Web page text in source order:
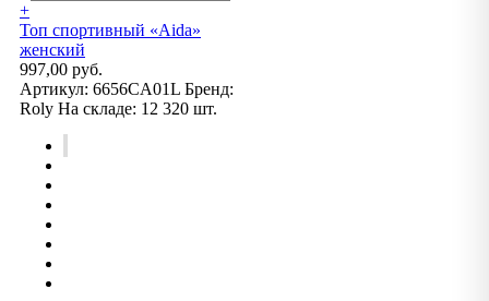
+
Топ спортивный «Aida»
женский
997,00 руб.
Артикул: 6656CA01L Бренд:
Roly На складе: 12 320 шт.